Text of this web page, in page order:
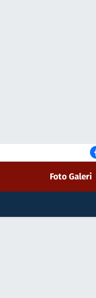
Foto Galeri